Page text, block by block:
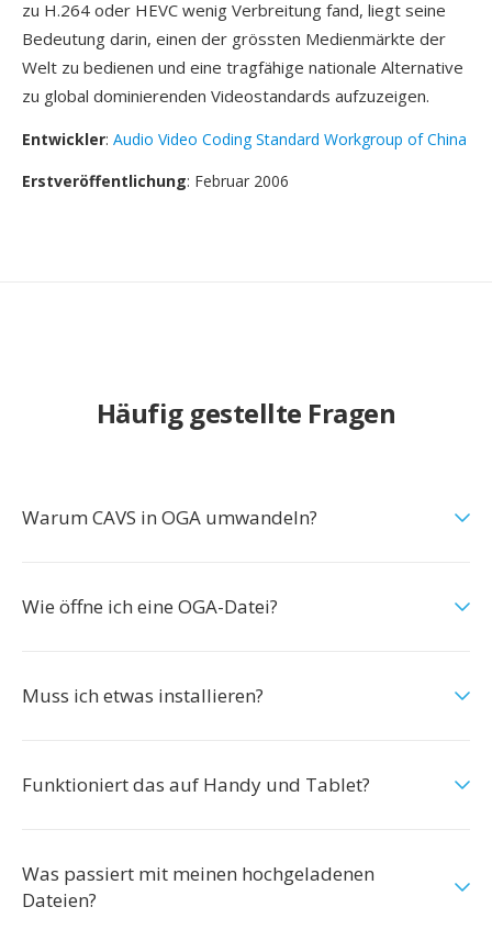
zu H.264 oder HEVC wenig Verbreitung fand, liegt seine
Bedeutung darin, einen der grössten Medienmärkte der
Welt zu bedienen und eine tragfähige nationale Alternative
zu global dominierenden Videostandards aufzuzeigen.
Entwickler: Audio Video Coding Standard Workgroup of China
Erstveröffentlichung: Februar 2006
Häufig gestellte Fragen
Warum CAVS in OGA umwandeln?
Wie öffne ich eine OGA-Datei?
Muss ich etwas installieren?
Funktioniert das auf Handy und Tablet?
Was passiert mit meinen hochgeladenen
Dateien?